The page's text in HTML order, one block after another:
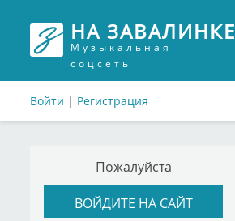
НА ЗАВАЛИНКЕ
Музыкальная
соцсеть
Войти | Регистрация
Пожалуйста
ВОЙДИТЕ НА САЙТ